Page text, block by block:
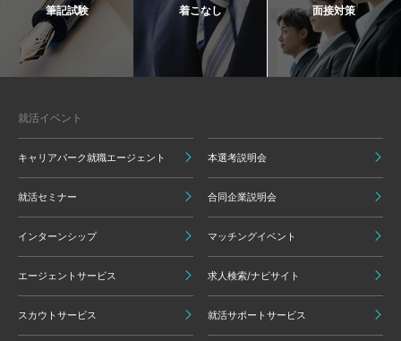
筆記試験 着こなし 面接対策
就活イベント
キャリアパーク就職エージェント 本選考説明会
就活セミナー 合同企業説明会
インターンシップ マッチングイベント
エージェントサービス 求人検索/ナビサイト
スカウトサービス 就活サポートサービス